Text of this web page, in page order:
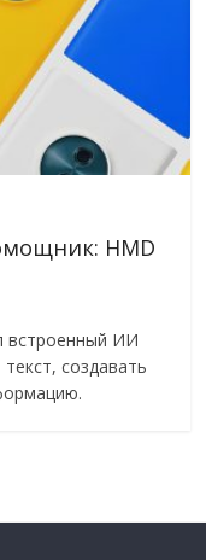
HMD
встроенный ИИ
создавать